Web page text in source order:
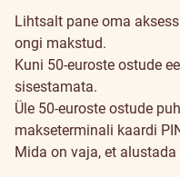
Lihtsalt pane oma
ongi makstud.
Kuni 50-euroste ostude
sisestamata.
Üle 50-euroste ostude
makseterminali kaardi
Tappy
Mida on vaja, et